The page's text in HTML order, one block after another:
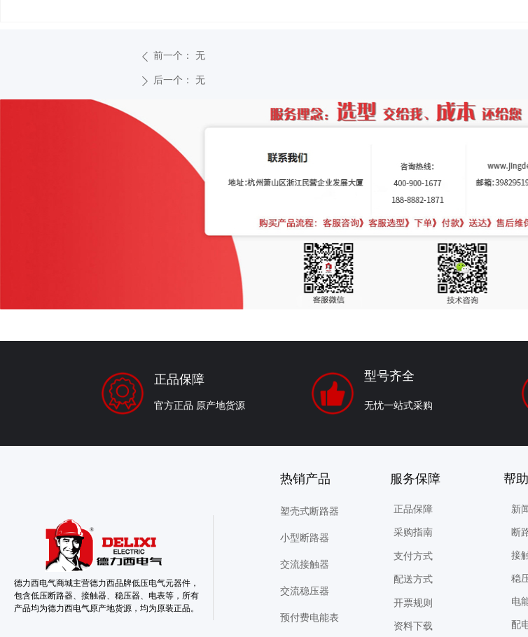
ꄴ 前一个： 无
ꄲ 后一个： 无
正品保障
官方正品 原产地货源
型号齐全
无忧一站式采购
热销产品 服务保障 帮助
德力西电气商城主营德力西品牌低压电气元器件，
包含低压断路器、接触器、稳压器、电表等，所有
产品均为德力西电气原产地货源，均为原装正品。
新
断
接
稳
电
配
正品保障
采购指南
支付方式
配送方式
开票规则
资料下载
塑壳式断路器
小型断路器
交流接触器
交流稳压器
预付费电能表